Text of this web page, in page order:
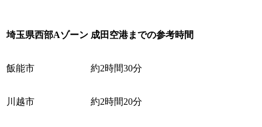
埼玉県西部Aゾーン 成田空港までの参考時間
飯能市 約2時間30分
川越市 約2時間20分